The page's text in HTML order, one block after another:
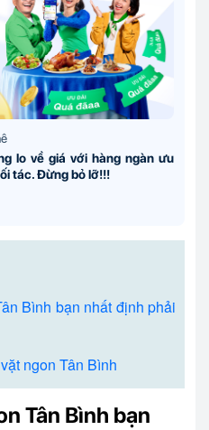
lo về giá với hàng ngàn ưu
tác. Đừng bỏ lỡ!!!
Bình bạn nhất định phải
ngon Tân Bình
Tân Bình bạn